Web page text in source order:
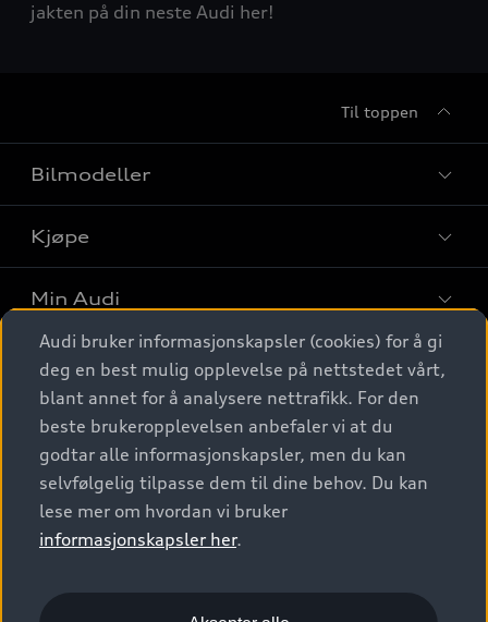
jakten på din neste Audi her!
Til toppen
Bilmodeller
Finn din Audi
Sammenlign bilmodeller
Elbiler
SUV
Stasjonsvogn
Sportback
S/RS
Konseptbiler og prototyper
Kjøpe
Kjøpshjelp
Biler på lager
Finn forhandler
Bestill prøvekjøring
Kontakt forhandler
Bilgarantier
Min Audi
Behold nybilfølelsen
Audi Originalt tilbehør
Verkstedtjenester
Digitale tjenester
Audi digitale tjenester
Audi connect
Functions on demand
Kom i gang med myAudi
Audi Norge
Kundeservice
Audi Driving Experience
© 2026 AUDI NORGE. All Rights Reserved.
Audi bruker informasjonskapsler (cookies) for å gi
deg en best mulig opplevelse på nettstedet vårt,
blant annet for å analysere nettrafikk. For den
beste brukeropplevelsen anbefaler vi at du
godtar alle informasjonskapsler, men du kan
selvfølgelig tilpasse dem til dine behov. Du kan
lese mer om hvordan vi bruker
informasjonskapsler her.